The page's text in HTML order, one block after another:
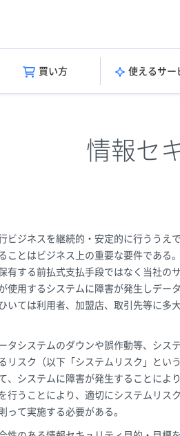
買い方 使えるサー
情報セ
ビジネスを継続的・安定的に行ううえ
ことはビジネス上の重要な要件である
有する前払式支払手段ではなく当社の
使用するシステムに障害が発生しデー
いては利用者、加盟店、取引先等に多
タシステムのダウンや誤作動等、シ
リスク（以下「システムリスク」とい
、システムに障害が発生することによ
行うことにより、適切にシステムリス
って実施する必要がある。